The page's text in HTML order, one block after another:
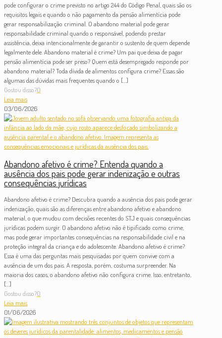
pode configurar o crime previsto no artigo 244 do Código Penal, quais são os
requisitos legais e quando o não pagamento da pensão alimentícia pode
gerar responsabilização criminal. O abandono material pode gerar
responsabilidade criminal quando o responsável, podendo prestar
assistência, deixa intencionalmente de garantir o sustento de quem depende
legalmente dele. Abandono material é crime? Um pai que deixa de pagar
pensão alimentícia pode ser preso? Quem está desempregado responde por
abandono material? Toda dívida de alimentos configura crime? Essas são
algumas das dúvidas mais frequentes quando o […]
Gostou disso?0
Leia mais
03/06/2026
Abandono afetivo é crime? Entenda quando a
ausência dos pais pode gerar indenização e outras
consequências jurídicas
Abandono afetivo é crime? Descubra quando a ausência dos pais pode gerar
indenização, quais são as diferenças entre abandono afetivo e abandono
material, o que mudou com decisões recentes do STJ e quais consequências
jurídicas podem surgir. O abandono afetivo não é tipificado como crime,
mas pode gerar importantes consequências na responsabilidade civil e na
proteção integral da criança e do adolescente. Abandono afetivo é crime?
Essa é uma das perguntas mais pesquisadas por quem convive com a
ausência de um dos pais. A resposta, porém, costuma surpreender. Na
maioria dos casos, o abandono afetivo não configura crime. Isso, entretanto,
[…]
Gostou disso?0
Leia mais
01/06/2026